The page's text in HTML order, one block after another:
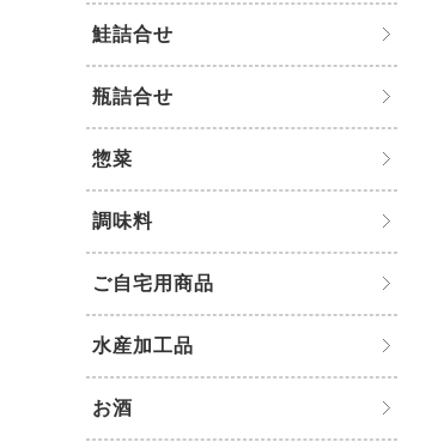
鮭詰合せ
瓶詰合せ
惣菜
調味料
ご自宅用商品
水産加工品
お酒